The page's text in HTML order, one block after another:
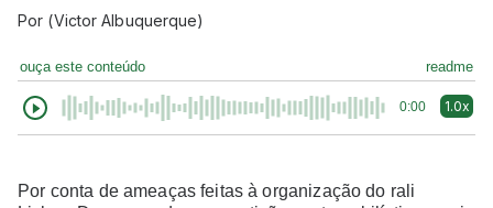
Por (Victor Albuquerque)
ouça este conteúdo readme
0:00 1.0x
Por conta de ameaças feitas à organização do rali